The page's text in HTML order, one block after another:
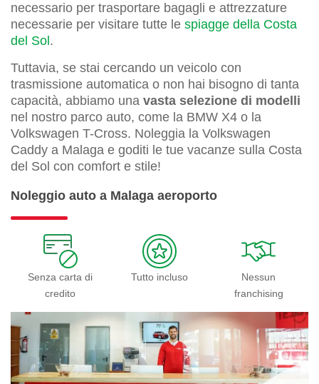
necessario per trasportare bagagli e attrezzature
necessarie per visitare tutte le spiagge della Costa
del Sol .
Tuttavia, se stai cercando un veicolo con
trasmissione automatica o non hai bisogno di tanta
capacità, abbiamo una vasta selezione di modelli
nel nostro parco auto, come la BMW X4 o la
Volkswagen T-Cross. Noleggia la Volkswagen
Caddy a Malaga e goditi le tue vacanze sulla Costa
del Sol con comfort e stile!
Noleggio auto a Malaga aeroporto
Senza carta di
credito
Tutto incluso
Nessun
franchising